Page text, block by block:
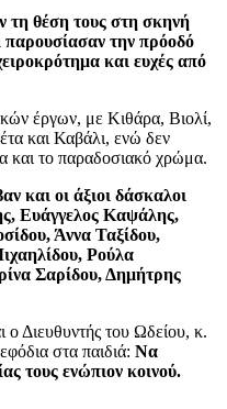
τη θέση τους στη σκηνή
την πρόοδό
και ευχές από
έργων, με Κιθάρα, Βιολί,
και Καβάλι, ενώ δεν
και το παραδοσιακό χρώμα.
και οι άξιοι δάσκαλοι
Ευάγγελος Καψάλης,
Άννα Ταξίδου,
Ρούλα
Σαρίδου, Δημήτρης
ο Διευθυντής του Ωδείου, κ.
στα παιδιά: Να
τους ενώπιον κοινού.